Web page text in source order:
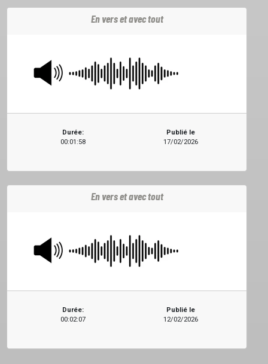
L'ASSO
CONTACT
En vers et avec tout
Durée:
00:01:58
Publié le
17/02/2026
En vers et avec tout
Durée:
00:02:07
Publié le
12/02/2026